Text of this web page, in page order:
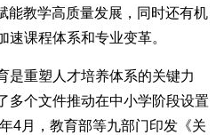
能教学高质量发展，同时还有机
课程体系和专业变革。
重塑人才培养体系的关键力
多个文件推动在中小学阶段设置
4月，教育部等九部门印发《关